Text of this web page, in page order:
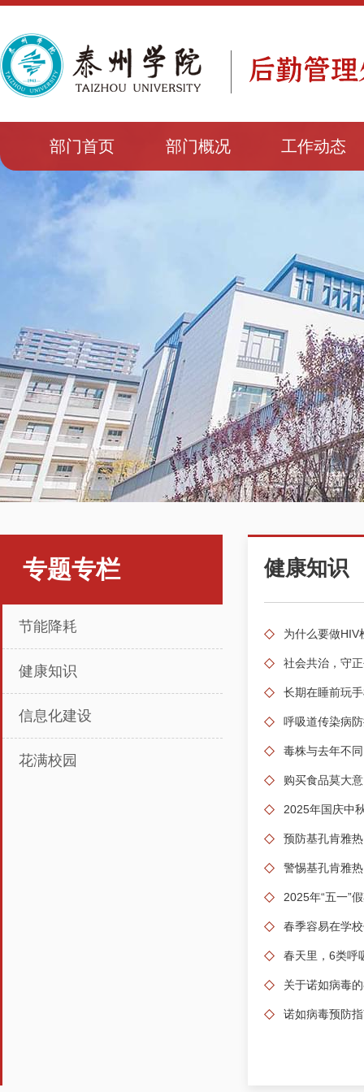
部门首页 部门概况 工作动态
专题专栏
节能降耗
健康知识
信息化建设
花满校园
健康知识
为什么要做HIV
社会共治，守
长期在睡前玩
呼吸道传染病
毒株与去年不
购买食品莫大
2025年国庆中
预防基孔肯雅
警惕基孔肯雅
2025年“五一”
春季容易在学
春天里，6类呼
关于诺如病毒
诺如病毒预防